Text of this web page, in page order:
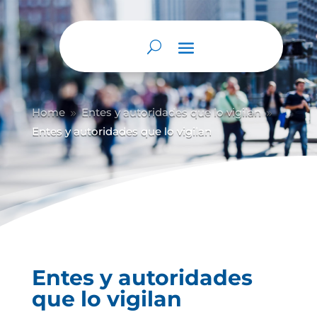
Abrir barra de herramientas
Home 9 Entes y autoridades que lo vigilan 9
Entes y autoridades que lo vigilan
Entes y autoridades
que lo vigilan